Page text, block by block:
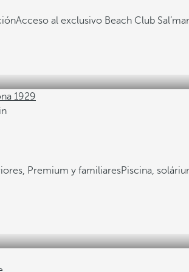
Acceso al exclusivo Beach Club
1929
Premium y familiaresPiscina,